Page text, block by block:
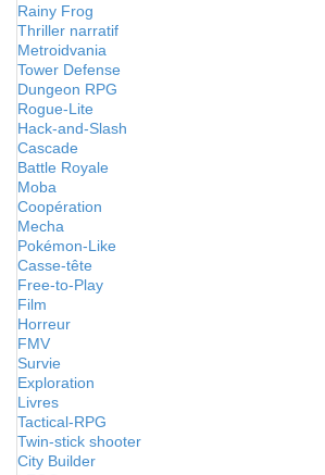
Rainy Frog
Thriller narratif
Metroidvania
Tower Defense
Dungeon RPG
Rogue-Lite
Hack-and-Slash
Cascade
Battle Royale
Moba
Coopération
Mecha
Pokémon-Like
Casse-tête
Free-to-Play
Film
Horreur
FMV
Survie
Exploration
Livres
Tactical-RPG
Twin-stick shooter
City Builder